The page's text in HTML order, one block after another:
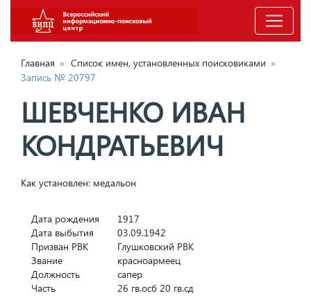
Главная » Список имен, установленных поисковиками »
Запись № 20797
ШЕВЧЕНКО ИВАН
КОНДРАТЬЕВИЧ
Как установлен: медальон
Дата рождения
1917
Дата выбытия
03.09.1942
Призван РВК
Глушковский РВК
Звание
красноармеец
Должность
сапер
Часть
26 гв.осб 20 гв.сд